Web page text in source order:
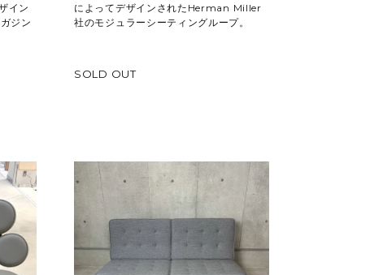
イン
ジン
によってデザインされたHerman Miller
社のモジュラーシーティングループ。
SOLD OUT